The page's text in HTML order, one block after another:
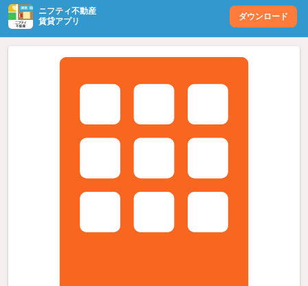
ニフティ不動産
賃貸アプリ
ダウンロード